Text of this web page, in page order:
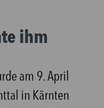
ihm
am 9. April
in Kärnten